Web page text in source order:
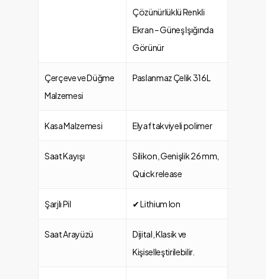
Çözünürlüklü Renkli
Ekran – Güneş Işığında
Görünür
Çerçeve ve Düğme
Malzemesi
Paslanmaz Çelik 316L
Kasa Malzemesi Elyaf takviyeli polimer
Saat Kayışı
Silikon, Genişlik 26 mm,
Quick release
Şarjlı Pil ✔ Lithium Ion
Saat Arayüzü
Dijital, Klasik ve
Kişiselleştirilebilir.